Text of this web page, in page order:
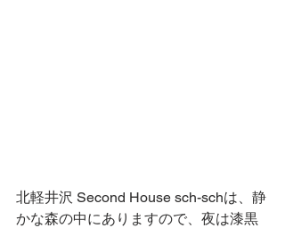
北軽井沢 Second House sch-schは、静
かな森の中にありますので、夜は漆黒